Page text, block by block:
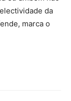
da
marca o